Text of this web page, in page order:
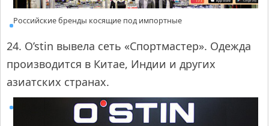
Российские бренды косящие под импортные
24. O’stin вывела сеть «Спортмастер». Одежда
производится в Китае, Индии и других
азиатских странах.